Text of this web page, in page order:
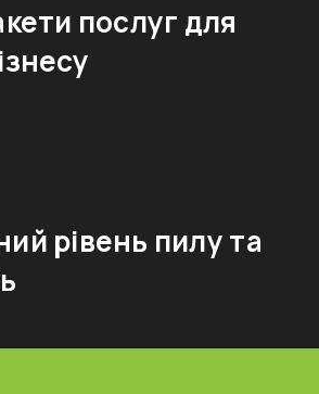
послуг для
рівень пилу та